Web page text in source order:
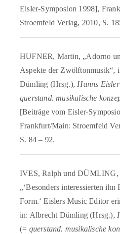
Eisler-Symposion 1998],
Stroemfeld Verlag, 2010, S.
HUFNER, Martin, „Adorno
Aspekte der Zwölftonmusik“,
Dümling (Hrsg.), Hanns Eisler
querstand. musikalische
[Beiträge vom Eisler-
Frankfurt/Main: Stroemfeld
S. 84 – 92.
IVES, Ralph und DÜMLING,
„‘Besonders interessierten ihn
Form.‘ Eislers Music Editor
in: Albrecht Dümling (Hrsg.),
(= querstand. musikalische